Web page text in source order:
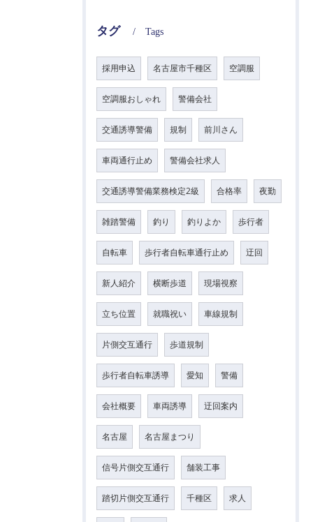
タグ Tags
採用申込 名古屋市千種区 空調服
空調服おしゃれ 警備会社
交通誘導警備 規制 前川さん
車両通行止め 警備会社求人
交通誘導警備業務検定2級 合格率 夜勤
雑踏警備 釣り 釣りよか 歩行者
自転車 歩行者自転車通行止め 迂回
新人紹介 横断歩道 現場視察
立ち位置 就職祝い 車線規制
片側交互通行 歩道規制
歩行者自転車誘導 愛知 警備
会社概要 車両誘導 迂回案内
名古屋 名古屋まつり
信号片側交互通行 舗装工事
踏切片側交互通行 千種区 求人